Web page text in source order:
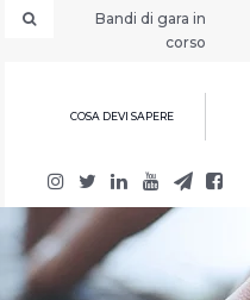
Bandi di gara in
corso
COSA DEVI SAPERE